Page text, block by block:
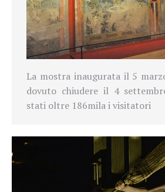
La mostra inaugurata il 5
dovuto chiudere il 4
stati oltre 186mila i visitatori